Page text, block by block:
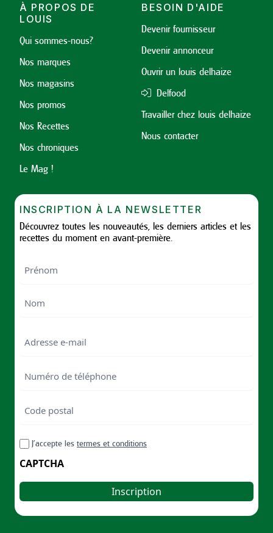
À PROPOS DE
LOUIS
Qui sommes-nous?
Nos marques
Nos magasins
Nos promos
Nos Recettes
Nos chroniques
Le Mag !
BESOIN D'AIDE
Devenir fournisseur
Devenir annonceur
Ouvrir un louis delhaize
Delfood
Travailler chez louis delhaize
Nous contacter
INSCRIPTION À LA NEWSLETTER
Découvrez toutes les nouveautés, les derniers articles et les
recettes du moment en avant-première.
de
postal
postal
RGPDJ’accepte les termes et conditions
CAPTCHA